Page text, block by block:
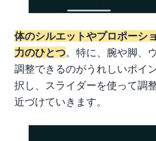
体のシルエットやプロポーシ
力のひとつ。特に、腕や脚、
調整できるのがうれしいポイ
択し、スライダーを使って調
近づけていきます。